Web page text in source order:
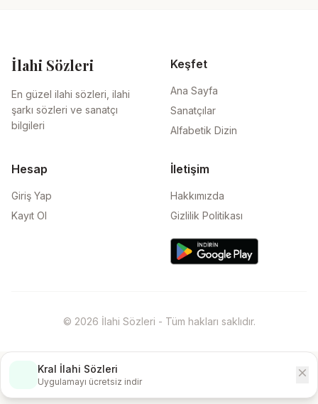
İlahi Sözleri
En güzel ilahi sözleri, ilahi
şarkı sözleri ve sanatçı
bilgileri
Keşfet
Ana Sayfa
Sanatçılar
Alfabetik Dizin
Hesap
Giriş Yap
Kayıt Ol
İletişim
Hakkımızda
Gizlilik Politikası
© 2026 İlahi Sözleri - Tüm hakları saklıdır.
Kral İlahi Sözleri
Uygulamayı ücretsiz indir
close